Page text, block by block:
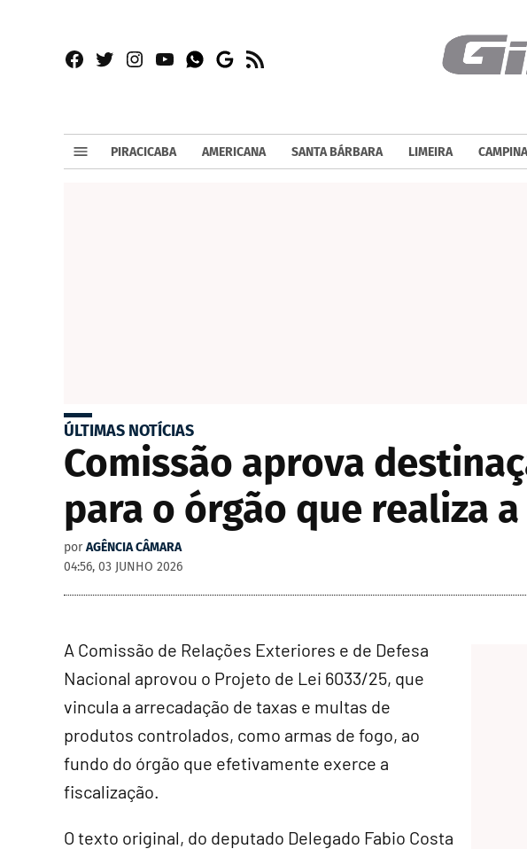
Facebook
TwitterInstagram
YouTubeWhatsapp
Google
RSS
PIRACICABA AMERICANA SANTA BÁRBARA LIMEIRA
ÚLTIMAS NOTÍCIAS
Comissão aprova
para o órgão que realiza
por AGÊNCIA CÂMARA
04:56, 03 JUNHO 2026
A Comissão de Relações Exteriores e de Defesa
Nacional aprovou o Projeto de Lei 6033/25, que
vincula a arrecadação de taxas e multas de
produtos controlados, como armas de fogo, ao
fundo do órgão que efetivamente exerce a
fiscalização.
O texto original, do deputado Delegado Fabio Costa